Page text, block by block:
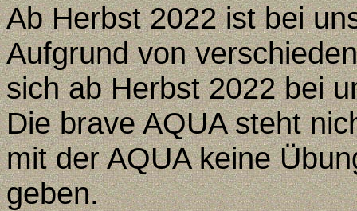
Ab Herbst 2022 ist bei
Aufgrund von
sich ab Herbst 2022 bei
Die brave AQUA steht
mit der AQUA keine
geben.